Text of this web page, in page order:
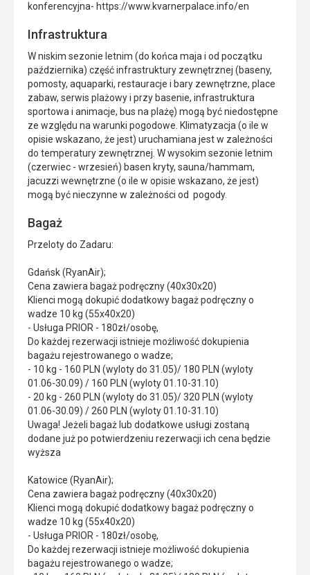
konferencyjna- https://www.kvarnerpalace.info/en
Infrastruktura
W niskim sezonie letnim (do końca maja i od początku
października) część infrastruktury zewnętrznej (baseny,
pomosty, aquaparki, restauracje i bary zewnętrzne, place
zabaw, serwis plażowy i przy basenie, infrastruktura
sportowa i animacje, bus na plażę) mogą być niedostępne
ze względu na warunki pogodowe. Klimatyzacja (o ile w
opisie wskazano, że jest) uruchamiana jest w zależności
do temperatury zewnętrznej. W wysokim sezonie letnim
(czerwiec - wrzesień) basen kryty, sauna/hammam,
jacuzzi wewnętrzne (o ile w opisie wskazano, że jest)
mogą być nieczynne w zależności od pogody.
Bagaż
Przeloty do Zadaru:
Gdańsk (RyanAir);
Cena zawiera bagaż podręczny (40x30x20)
Klienci mogą dokupić dodatkowy bagaż podręczny o
wadze 10 kg (55x40x20)
- Usługa PRIOR - 180zł/osobę,
Do każdej rezerwacji istnieje możliwość dokupienia
bagażu rejestrowanego o wadze;
- 10 kg - 160 PLN (wyloty do 31.05)/ 180 PLN (wyloty
01.06-30.09) / 160 PLN (wyloty 01.10-31.10)
- 20 kg - 260 PLN (wyloty do 31.05)/ 320 PLN (wyloty
01.06-30.09) / 260 PLN (wyloty 01.10-31.10)
Uwaga! Jeżeli bagaż lub dodatkowe usługi zostaną
dodane już po potwierdzeniu rezerwacji ich cena będzie
wyższa
Katowice (RyanAir);
Cena zawiera bagaż podręczny (40x30x20)
Klienci mogą dokupić dodatkowy bagaż podręczny o
wadze 10 kg (55x40x20)
- Usługa PRIOR - 180zł/osobę,
Do każdej rezerwacji istnieje możliwość dokupienia
bagażu rejestrowanego o wadze;